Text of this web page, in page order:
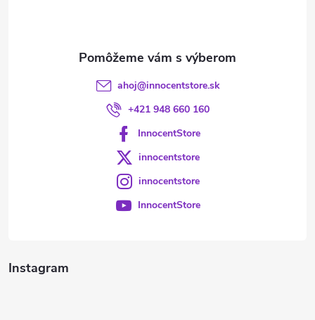
Instagram
ahoj@innocentstore.sk
+421 948 660 160
InnocentStore
innocentstore
innocentstore
InnocentStore